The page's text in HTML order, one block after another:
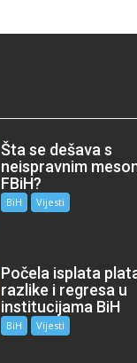
Šta se dešava s
neispravnim
FBiH?
BiH Vijesti
Počela isplata
razlike i regresa u
institucijama BiH
BiH Vijesti